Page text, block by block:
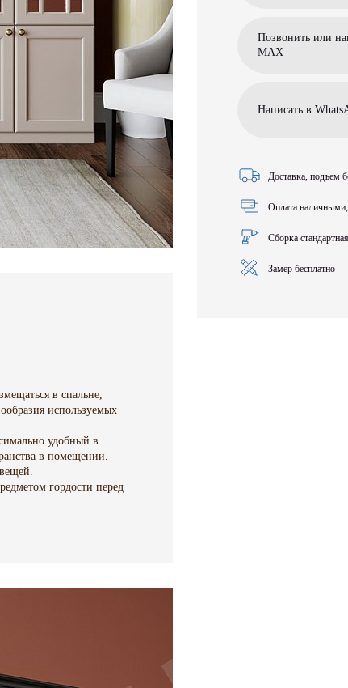
в спальне,
используемых
удобный в
в помещении.
гордости перед
Позвонить или
МАХ
Написать в
Доставка, подъем
Оплата
Сборка
Замер бесплатно